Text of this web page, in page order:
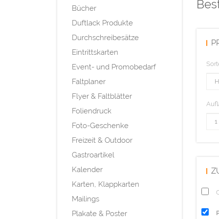
Bücher
Duftlack Produkte
Durchschreibesätze
Eintrittskarten
Event- und Promobedarf
Faltplaner
Flyer & Faltblätter
Foliendruck
Foto-Geschenke
Freizeit & Outdoor
Gastroartikel
Kalender
Karten, Klappkarten
Mailings
Plakate & Poster